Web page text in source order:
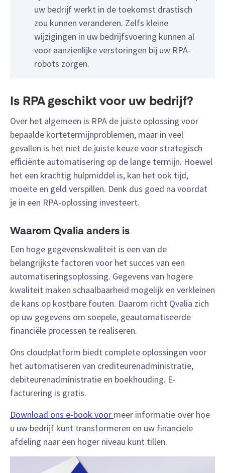
uw bedrijf werkt in de toekomst drastisch
zou kunnen veranderen. Zelfs kleine
wijzigingen in uw bedrijfsvoering kunnen al
voor aanzienlijke verstoringen bij uw RPA-
robots zorgen.
Is RPA geschikt voor uw bedrijf?
Over het algemeen is RPA de juiste oplossing voor
bepaalde kortetermijnproblemen, maar in veel
gevallen is het niet de juiste keuze voor strategisch
efficiënte automatisering op de lange termijn. Hoewel
het een krachtig hulpmiddel is, kan het ook tijd,
moeite en geld verspillen. Denk dus goed na voordat
je in een RPA-oplossing investeert.
Waarom Qvalia anders is
Een hoge gegevenskwaliteit is een van de
belangrijkste factoren voor het succes van een
automatiseringsoplossing. Gegevens van hogere
kwaliteit maken schaalbaarheid mogelijk en verkleinen
de kans op kostbare fouten. Daarom richt Qvalia zich
op uw gegevens om soepele, geautomatiseerde
financiële processen te realiseren.
Ons cloudplatform biedt complete oplossingen voor
het automatiseren van crediteurenadministratie,
debiteurenadministratie en boekhouding. E-
facturering is gratis.
Download ons e-book voor meer informatie over hoe
u uw bedrijf kunt transformeren en uw financiële
afdeling naar een hoger niveau kunt tillen.